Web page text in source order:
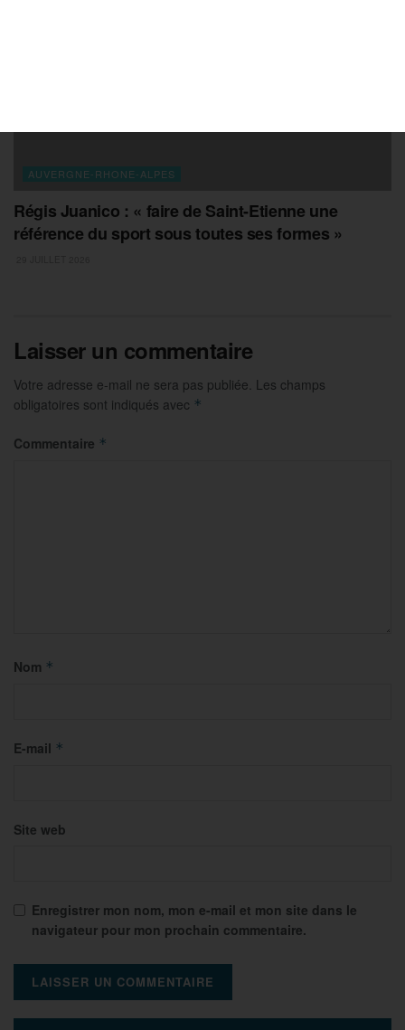
AUVERGNE-RHONE-ALPES
Régis Juanico : « faire de Saint-Etienne une
référence du sport sous toutes ses formes »
Laisser un commentaire
Votre adresse e-mail ne sera pas publiée. Les champs
obligatoires sont indiqués avec *
Commentaire *
Nom *
E-mail *
Site web
Enregistrer mon nom, mon e-mail et mon site dans le
navigateur pour mon prochain commentaire.